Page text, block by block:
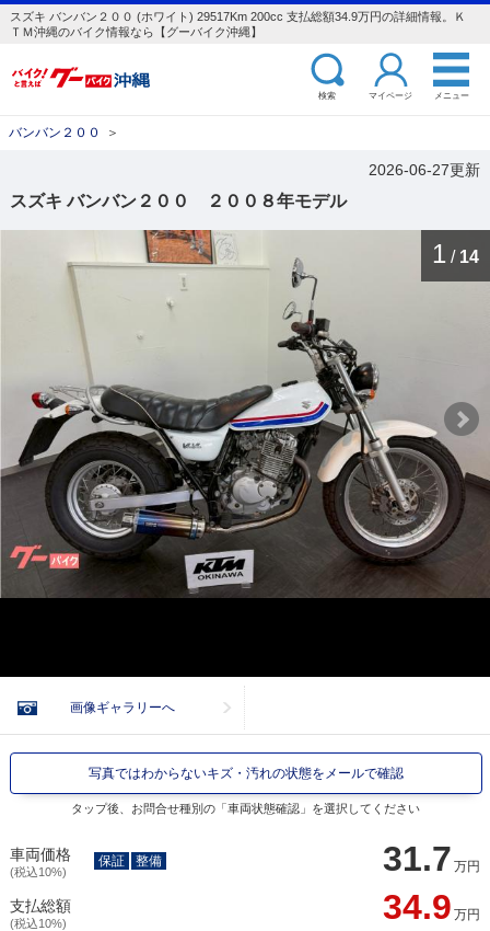
スズキ バンバン２００ (ホワイト) 29517Km 200cc 支払総額34.9万円の詳細情報。Ｋ
ＴＭ沖縄のバイク情報なら【グーバイク沖縄】
検索 マイページ メニュー
バンバン２００ ＞
2026-06-27更新
スズキ バンバン２００ ２００８年モデル
1 / 14
画像ギャラリーへ
写真ではわからないキズ・汚れの状態をメールで確認
タップ後、お問合せ種別の「車両状態確認」を選択してください
車両価格
(税込10%) 31.7 万円
保証 整備
支払総額
(税込10%) 34.9 万円